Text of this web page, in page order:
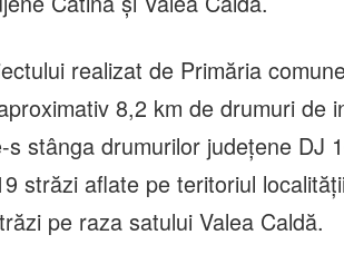
realizat de Primăria
8,2 km de drumuri de
s stânga drumurilor județene DJ
străzi aflate pe teritoriul
pe raza satului Valea Caldă.